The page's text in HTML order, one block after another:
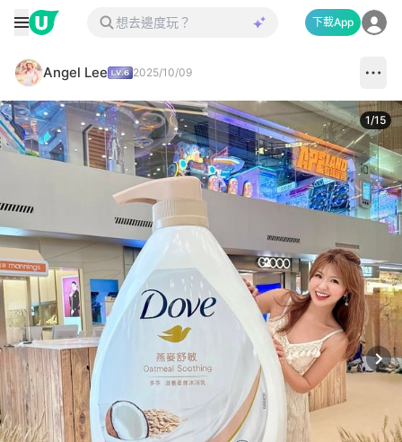
下載App
Angel Lee 2025/10/09
1/15